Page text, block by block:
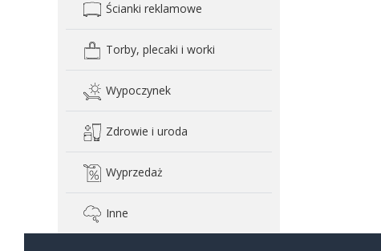
Ścianki reklamowe
Torby, plecaki i worki
Wypoczynek
Zdrowie i uroda
Wyprzedaż
Inne